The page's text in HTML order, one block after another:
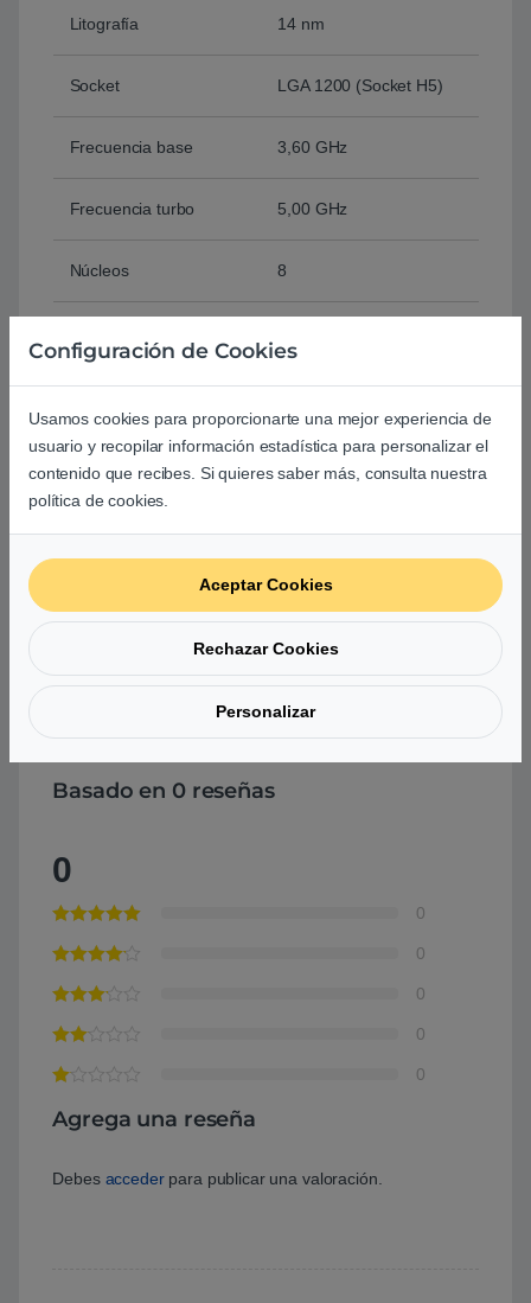
Litografía 14 nm
Socket LGA 1200 (Socket H5)
Frecuencia base 3,60 GHz
Frecuencia turbo 5,00 GHz
Núcleos 8
Memoria RAM
soportada
128 GB DR4-SDRAM
Comprar Intel Core i7 11700KF 8 núcleos 5GHz –
Basado en 0 reseñas
0
0
0
0
0
0
Agrega una reseña
Debes accederpara publicar una valoración.
Configuración de Cookies
Usamos cookies para proporcionarte una mejor experiencia de
usuario y recopilar información estadística para personalizar el
contenido que recibes. Si quieres saber más, consulta nuestra
política de cookies.
Aceptar Cookies
Rechazar Cookies
Personalizar